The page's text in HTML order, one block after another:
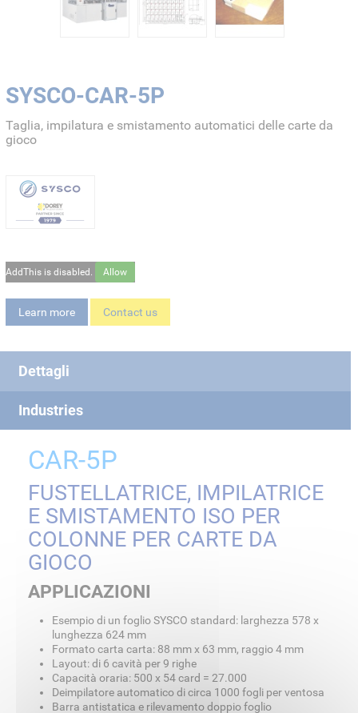
SYSCO-CAR-5P
Taglia, impilatura e smistamento automatici delle carte da
gioco
AddThis is disabled. Allow
Learn more Contact us
Dettagli
Industries
CAR-5P
FUSTELLATRICE, IMPILATRICE
E SMISTAMENTO ISO PER
COLONNE PER CARTE DA
GIOCO
APPLICAZIONI
Esempio di un foglio SYSCO standard: larghezza 578 x
lunghezza 624 mm
Formato carta carta: 88 mm x 63 mm, raggio 4 mm
Layout: di 6 cavità per 9 righe
Capacità oraria: 500 x 54 card = 27.000
Deimpilatore automatico di circa 1000 fogli per ventosa
Barra antistatica e rilevamento doppio foglio